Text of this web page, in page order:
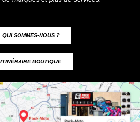
QUI SOMMES-NOUS ?
ITINÉRAIRE BOUTIQUE